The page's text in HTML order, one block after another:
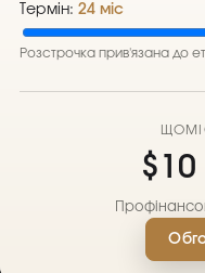
Термін: 24 міс
Розстрочка прив'язана до
$10